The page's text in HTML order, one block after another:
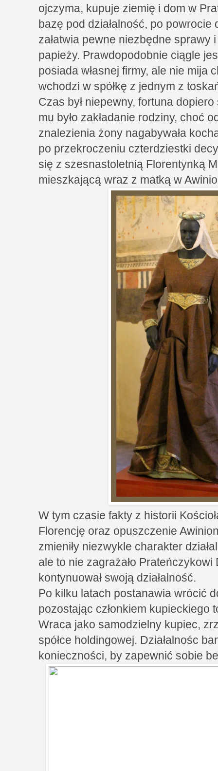
ojczyma, kupuje ziemię i dom w
bazę pod działalność, po
załatwia pewne niezbędne
papieży. Prawdopodobnie ciągle
posiada własnej firmy, ale nie mija
wchodzi w spółkę z jednym z
Czas był niepewny, fortuna
mu było zakładanie rodziny, choć
znalezienia żony nagabywała
po przekroczeniu czterdziestki
się z szesnastoletnią Florentynką
mieszkającą wraz z matką w
W tym czasie fakty z historii
Florencję oraz opuszczenie
zmieniły niezwykle charakter
ale to nie zagrażało
kontynuował swoją działalność.
Po kilku latach postanawia wrócić
pozostając członkiem kupieckiego
Wraca jako samodzielny kupiec,
spółce holdingowej. Działalnośc
konieczności, by zapewnić sobie